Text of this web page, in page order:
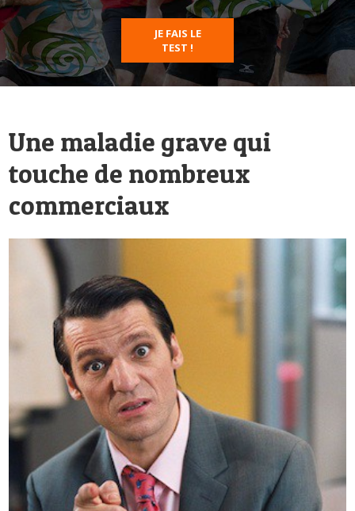
JE FAIS LE
TEST !
Une maladie grave qui
touche de nombreux
commerciaux